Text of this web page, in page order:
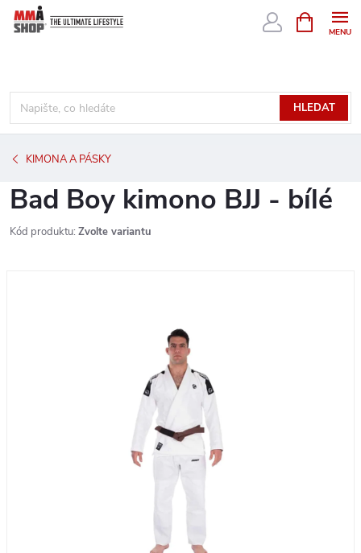
Přejít
HLEDAT
NÁKUPNÍ
KOŠÍK
KIMONA A PÁSKY
Bad Boy kimono BJJ - bílé
Kód produktu: Zvolte variantu